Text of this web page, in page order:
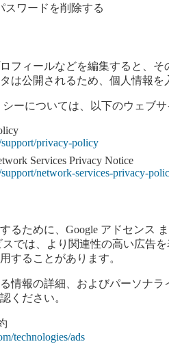
スワードを削除する
フィールなどを編集すると、そ
は公開されるため、個人情報を
ーについては、以下のウェブサ
privacy-policy
Services Privacy Notice
network-services-privacy-
るために、Google アドセンス
では、より関連性の高い広告
することがあります。
情報の詳細、およびパーソナラ
ください。
technologies/ads